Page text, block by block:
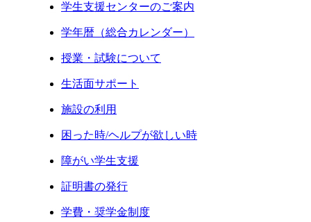
学生支援センターのご案内
学年暦（総合カレンダー）
授業・試験について
生活面サポート
施設の利用
困った時/ヘルプが欲しい時
障がい学生支援
証明書の発行
学費・奨学金制度